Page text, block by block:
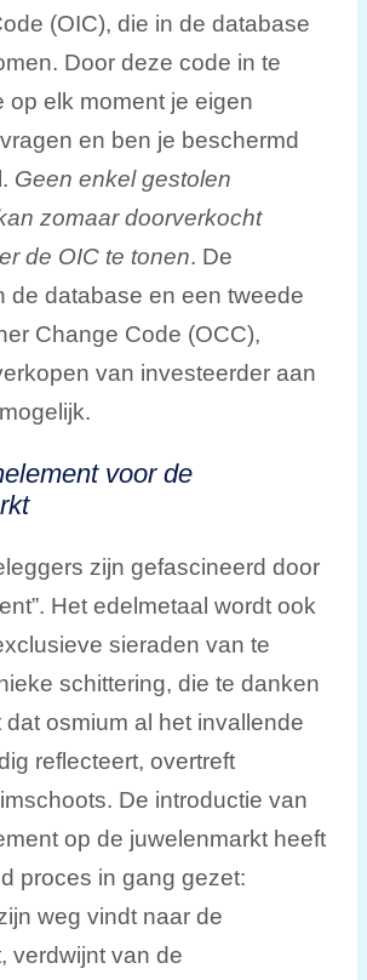
(OIC), die in de database
Door deze code in te
op elk moment je eigen
en ben je beschermd
Geen enkel gestolen
zomaar doorverkocht
de OIC te tonen. De
de database en een tweede
Change Code (OCC),
van investeerder aan
voor de
zijn gefascineerd door
Het edelmetaal wordt ook
sieraden van te
schittering, die te danken
dat osmium al het invallende
reflecteert, overtreft
De introductie van
op de juwelenmarkt heeft
proces in gang gezet:
weg vindt naar de
verdwijnt van de